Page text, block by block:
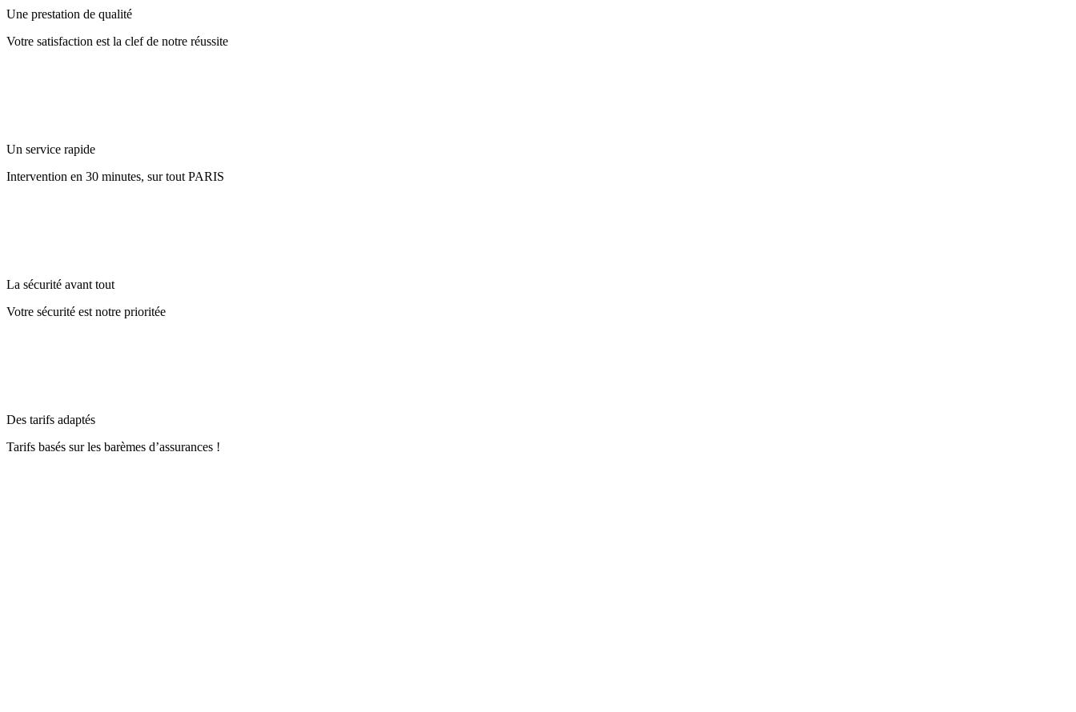
Une prestation de qualité
Votre satisfaction est la clef de notre réussite
Un service rapide
Intervention en 30 minutes, sur tout PARIS
La sécurité avant tout
Votre sécurité est notre prioritée
Des tarifs adaptés
Tarifs basés sur les barèmes d’assurances !